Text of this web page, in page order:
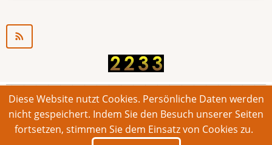
© 2026 Bonner Aufruf. Alle Rechte vorbehalten.
Footer
Impressum Kontakt Intern
Diese Website nutzt Cookies. Persönliche Daten werden
nicht gespeichert. Indem Sie den Besuch unserer Seiten
fortsetzen, stimmen Sie dem Einsatz von Cookies zu.